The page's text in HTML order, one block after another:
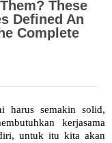
harus semakin solid,
kerjasama
untuk itu kita akan